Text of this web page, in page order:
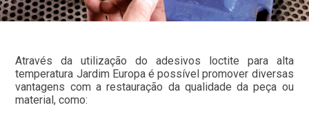
Através da utilização do adesivos loctite para alta
temperatura Jardim Europa é possível promover diversas
vantagens com a restauração da qualidade da peça ou
material, como: